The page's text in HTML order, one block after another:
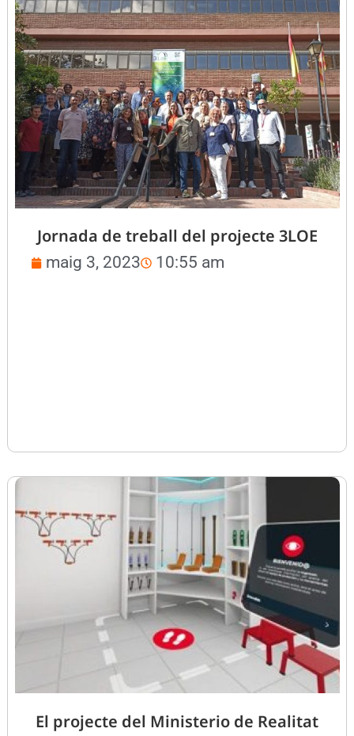
Jornada de treball del projecte 3LOE
maig 3, 2023 10:55 am
El projecte del Ministerio de Realitat